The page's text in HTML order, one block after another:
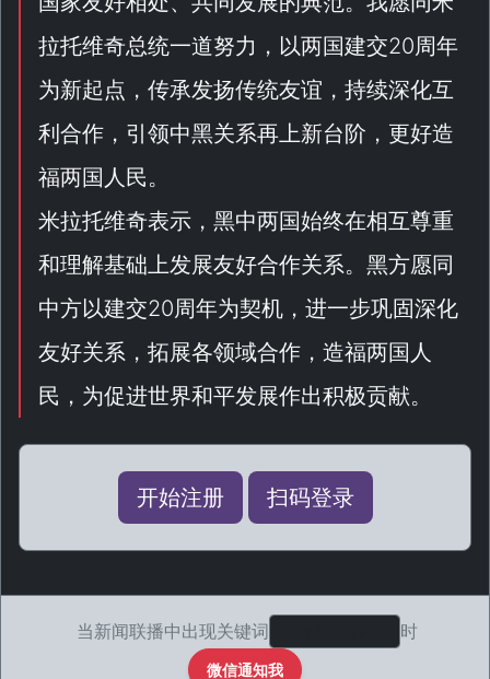
拉托维奇总统一道努力，以两国建交20周年
为新起点，传承发扬传统友谊，持续深化互
利合作，引领中黑关系再上新台阶，更好造
福两国人民。
米拉托维奇表示，黑中两国始终在相互尊重
和理解基础上发展友好合作关系。黑方愿同
中方以建交20周年为契机，进一步巩固深化
友好关系，拓展各领域合作，造福两国人
民，为促进世界和平发展作出积极贡献。
开始注册 扫码登录
当新闻联播中出现关键词 时
微信通知我